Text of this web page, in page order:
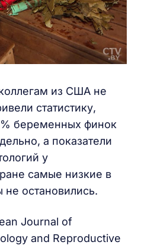
из США не
статистику,
беременных финок
а показатели
у
самые низкие в
остановились.
Journal of
and Reproductive